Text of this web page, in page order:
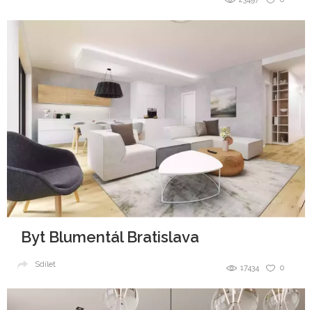
Byt Blumentál Bratislava
0
17434
Sdílet